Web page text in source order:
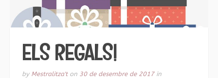
ELS REGALS!
by Mestralitza'ton 30 de desembre de 2017in